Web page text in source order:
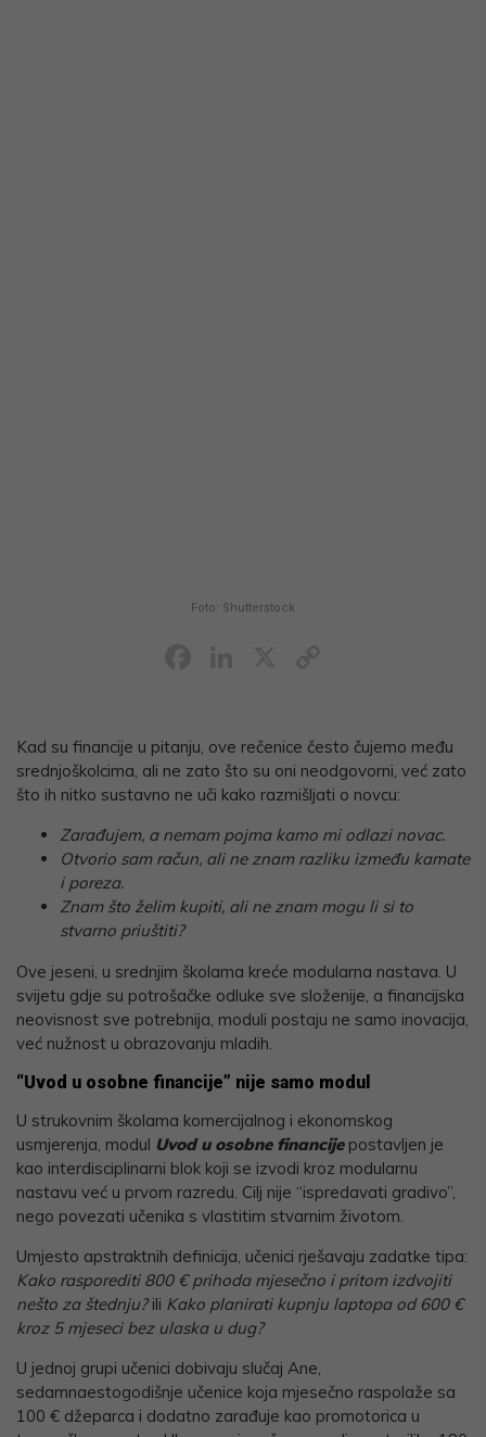
Foto: Shutterstock
Kad su financije u pitanju, ove rečenice često čujemo među
srednjoškolcima, ali ne zato što su oni neodgovorni, već zato
što ih nitko sustavno ne uči kako razmišljati o novcu:
Zarađujem, a nemam pojma kamo mi odlazi novac.
Otvorio sam račun, ali ne znam razliku između kamate
i poreza.
Znam što želim kupiti, ali ne znam mogu li si to
stvarno priuštiti?
Ove jeseni, u srednjim školama kreće modularna nastava. U
svijetu gdje su potrošačke odluke sve složenije, a financijska
neovisnost sve potrebnija, moduli postaju ne samo inovacija,
već nužnost u obrazovanju mladih.
“Uvod u osobne financije” nije samo modul
U strukovnim školama komercijalnog i ekonomskog
usmjerenja, modul Uvod u osobne financijepostavljen je
kao interdisciplinarni blok koji se izvodi kroz modularnu
nastavu već u prvom razredu. Cilj nije “ispredavati gradivo”,
nego povezati učenika s vlastitim stvarnim životom.
Umjesto apstraktnih definicija, učenici rješavaju zadatke tipa:
Kako rasporediti 800 € prihoda mjesečno i pritom izdvojiti
nešto za štednju?ili Kako planirati kupnju laptopa od 600 €
kroz 5 mjeseci bez ulaska u dug?
U jednoj grupi učenici dobivaju slučaj Ane,
sedamnaestogodišnje učenice koja mjesečno raspolaže sa
100 € džeparca i dodatno zarađuje kao promotorica u